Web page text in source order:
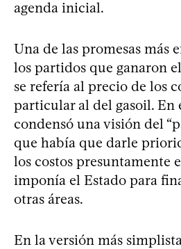
agenda inicial.
Una de las promesas más
los partidos que ganaron
se refería al precio de los
particular al del gasoil. En
condensó una visión del
que había que darle
los costos presuntamente
imponía el Estado para
otras áreas.
En la versión más